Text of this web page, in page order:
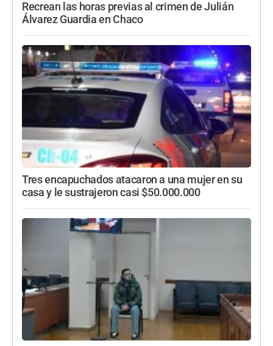
Recrean las horas previas al crimen de Julián
Álvarez Guardia en Chaco
Tres encapuchados atacaron a una mujer en su
casa y le sustrajeron casi $50.000.000